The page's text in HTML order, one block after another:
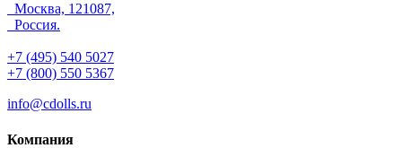
Москва, 121087,
Россия.
+7 (495) 540 5027
+7 (800) 550 5367
info@cdolls.ru
Компания